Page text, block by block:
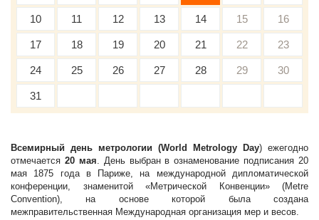
10 11 12 13 14 15 16
17 18 19 20 21 22 23
24 25 26 27 28 29 30
31
Всемирный день метрологии (World Metrology Day) ежегодно
отмечается 20 мая. День выбран в ознаменование подписания 20
мая 1875 года в Париже, на международной дипломатической
конференции, знаменитой «Метрической Конвенции» (Metre
Convention), на основе которой была создана
межправительственная Международная организация мер и весов.